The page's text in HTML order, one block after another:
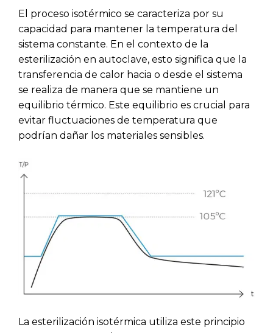
El proceso isotérmico se caracteriza por su
capacidad para mantener la temperatura del
sistema constante. En el contexto de la
esterilización en autoclave, esto significa que la
transferencia de calor hacia o desde el sistema
se realiza de manera que se mantiene un
equilibrio térmico. Este equilibrio es crucial para
evitar fluctuaciones de temperatura que
podrían dañar los materiales sensibles.
La esterilización isotérmica utiliza este principio